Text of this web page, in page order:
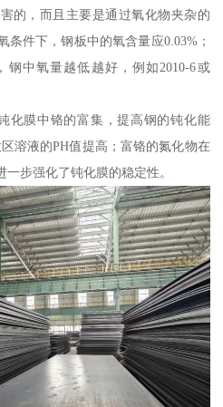
的，而且主要是通过氧化物夹杂的
件下，钢板中的氧含量应0.03%；
中氧量越低越好，例如2010-6或
化膜中铬的富集，提高钢的钝化能
溶液的PH值提高；富铬的氮化物在
步强化了钝化膜的稳定性。